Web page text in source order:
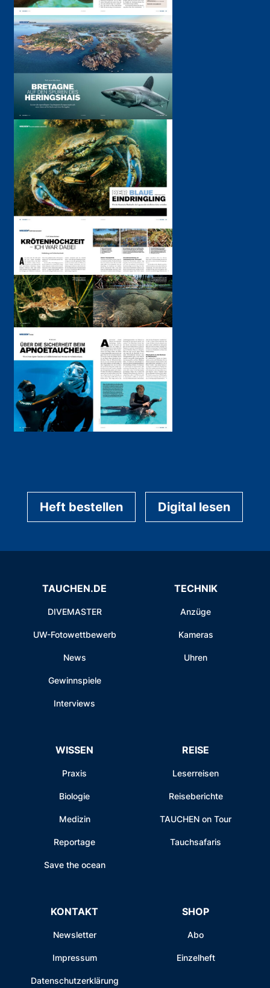
Heft bestellen Digital lesen
TAUCHEN.DE
DIVEMASTER
UW-Fotowettbewerb
News
Gewinnspiele
Interviews
TECHNIK
Anzüge
Kameras
Uhren
WISSEN
Praxis
Biologie
Medizin
Reportage
Save the ocean
REISE
Leserreisen
Reiseberichte
TAUCHEN on Tour
Tauchsafaris
KONTAKT
Newsletter
Impressum
Datenschutzerklärung
SHOP
Abo
Einzelheft